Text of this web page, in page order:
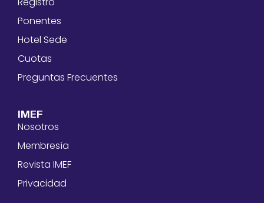
IMEF
Nosotros
Membresía
Revista IMEF
Privacidad
Ponentes
Hotel Sede
Cuotas
Preguntas Frecuentes